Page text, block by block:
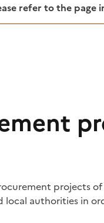
refer to the page
projects
authorities in